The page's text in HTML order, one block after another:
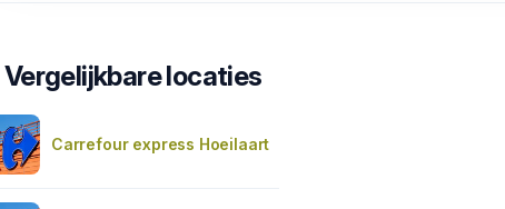
Vergelijkbare locaties
Carrefour express Hoeilaart